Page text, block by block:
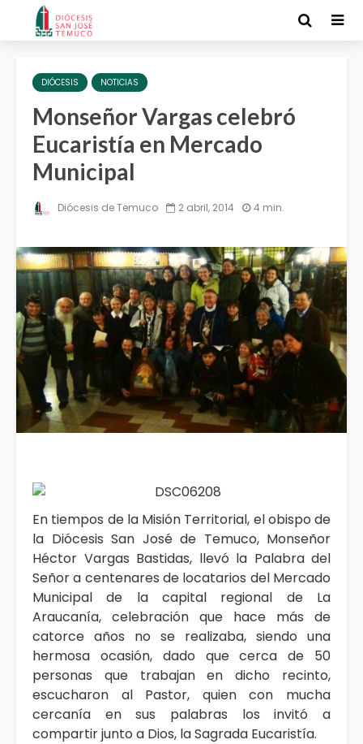
DIÓCESIS NOTICIAS
Monseñor Vargas celebró
Eucaristía en Mercado
Municipal
Diócesis de Temuco 2 abril, 2014 4 min.
En tiempos de la Misión Territorial, el obispo de
la Diócesis San José de Temuco, Monseñor
Héctor Vargas Bastidas, llevó la Palabra del
Señor a centenares de locatarios del Mercado
Municipal de la capital regional de La
Araucanía, celebración que hace más de
catorce años no se realizaba, siendo una
hermosa ocasión, dado que cerca de 50
personas que trabajan en dicho recinto,
escucharon al Pastor, quien con mucha
cercanía en sus palabras los invitó a
compartir junto a Dios, la Sagrada Eucaristía.